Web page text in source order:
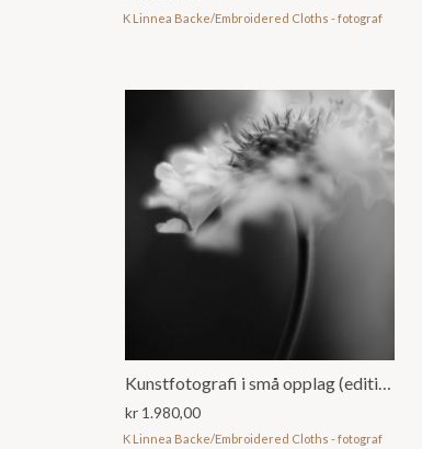
K Linnea Backe/Embroidered Cloths - fotograf
kr 1.980,00
K Linnea Backe/Embroidered Cloths - fotograf